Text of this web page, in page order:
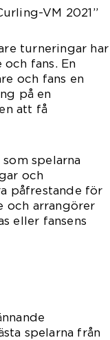
VM 2021”
turneringar har
fans. En
och fans en
på en
att få
spelarna
och
påfrestande för
och arrangörer
eller fansens
spelarna från